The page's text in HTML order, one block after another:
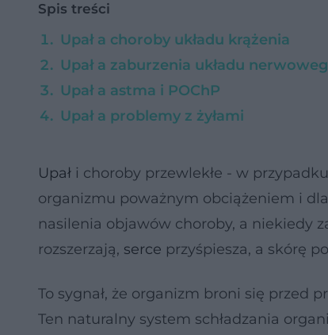
Spis treści
Upał a choroby układu krążenia
Upał a zaburzenia układu
Upał a astma i POChP
Upał a problemy z żyłami
Upał i choroby przewlekłe - w
organizmu poważnym obciążeniem i
nasilenia objawów choroby, a niekiedy
rozszerzają, serce przyśpiesza, a skórę
To sygnał, że organizm broni się przed
Ten naturalny system schładzania